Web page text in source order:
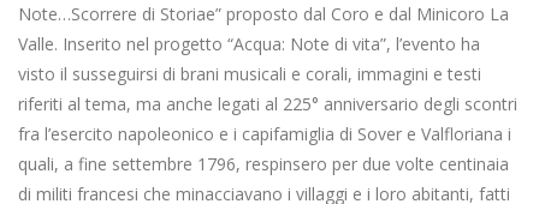
Note…Scorrere di Storiae” proposto dal Coro e dal Minicoro La
Valle. Inserito nel progetto “Acqua: Note di vita”, l’evento ha
visto il susseguirsi di brani musicali e corali, immagini e testi
riferiti al tema, ma anche legati al 225° anniversario degli scontri
fra l’esercito napoleonico e i capifamiglia di Sover e Valfloriana i
quali, a fine settembre 1796, respinsero per due volte centinaia
di militi francesi che minacciavano i villaggi e i loro abitanti, fatti